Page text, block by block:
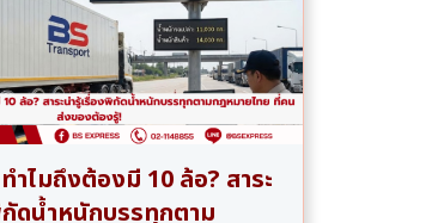
ำไมถึงต้องมี 10 ล้อ? สาระ
ดน้ำหนักบรรทุกตาม